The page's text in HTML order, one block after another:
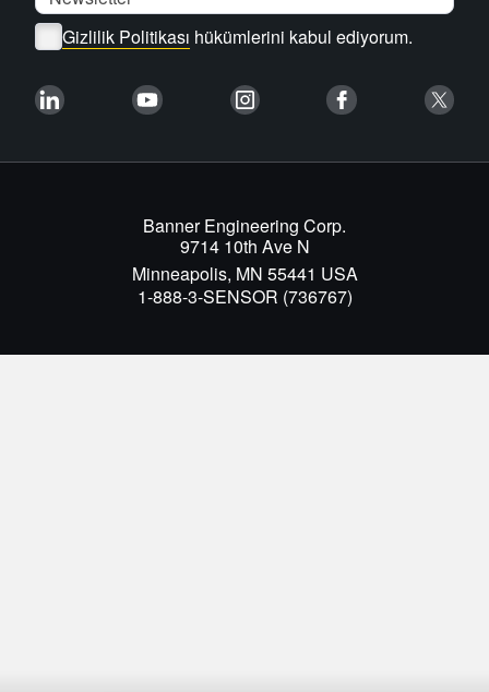
Gizlilik Politikası hükümlerini kabul ediyorum.
Banner Engineering Corp.
9714 10th Ave N
Minneapolis, MN 55441 USA
1-888-3-SENSOR (736767)